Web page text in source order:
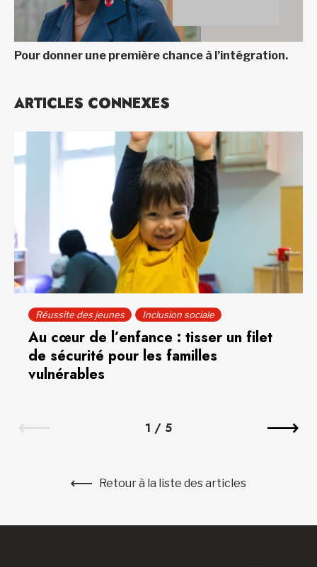
Pour donner une première chance à l’intégration.
ARTICLES CONNEXES
Réussite des jeunes Inclusion sociale
Au cœur de l’enfance : tisser un filet
de sécurité pour les familles
vulnérables
1 / 5
Retour à la liste des articles